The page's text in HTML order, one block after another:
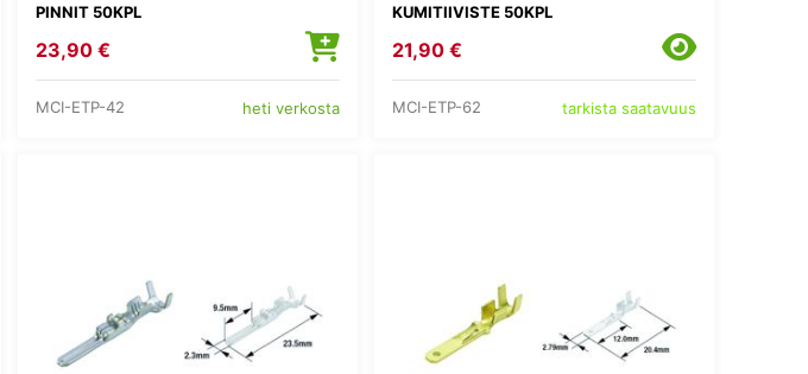
PINNIT 50KPL
23,90 €
MCI-ETP-42 heti verkosta
KUMITIIVISTE 50KPL
21,90 €
MCI-ETP-62 tarkista saatavuus